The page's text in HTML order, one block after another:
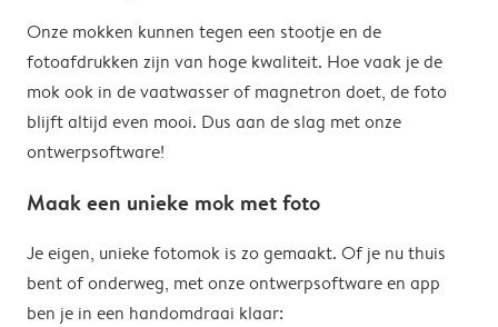
Onze mokken kunnen tegen een stootje en de
fotoafdrukken zijn van hoge kwaliteit. Hoe vaak je de
mok ook in de vaatwasser of magnetron doet, de foto
blijft altijd even mooi. Dus aan de slag met onze
ontwerpsoftware!
Maak een unieke mok met foto
Je eigen, unieke fotomok is zo gemaakt. Of je nu thuis
bent of onderweg, met onze ontwerpsoftware en app
ben je in een handomdraai klaar: